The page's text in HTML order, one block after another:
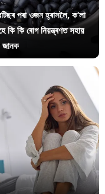
পৰা ওজন হ্ৰাসলৈ, ক’লা
কি কি ৰোগ নিয়ন্ত্ৰণত সহায়
জানক